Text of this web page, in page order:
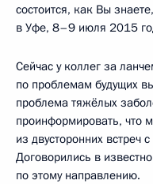
состоится, как Вы
в Уфе, 8–9 июля 2015
Сейчас у коллег за
по проблемам будущих
проблема тяжёлых
проинформировать, что
из двусторонних
Договорились в
по этому направлению.